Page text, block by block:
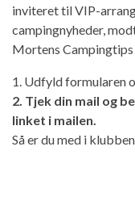
inviteret til VIP-
campingnyheder,
Mortens
1. Udfyld formularen
2. Tjek din mail og
linket i mailen.
Så er du med i